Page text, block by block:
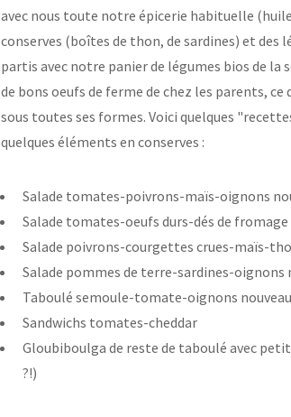
avec nous toute notre épicerie habituelle
conserves (boîtes de thon, de sardines) et
partis avec notre panier de légumes bios de
de bons oeufs de ferme de chez les parents,
sous toutes ses formes. Voici quelques
quelques éléments en conserves :
Salade tomates-poivrons-maïs-oignons
Salade tomates-oeufs durs-dés de fromage
Salade poivrons-courgettes crues-maïs-
Salade pommes de terre-sardines-oignons
Taboulé semoule-tomate-oignons
Sandwichs tomates-cheddar
Gloubiboulga de reste de taboulé avec
?!)